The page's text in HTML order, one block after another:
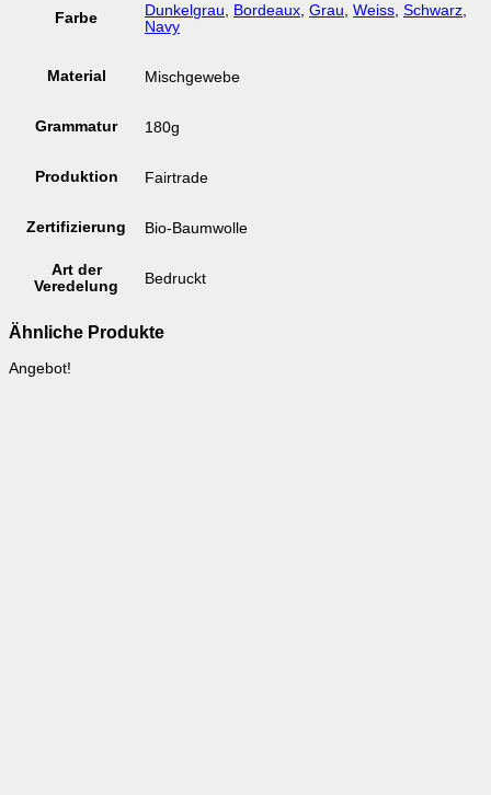
Farbe Dunkelgrau Bordeaux Grau Weiss Schwarz
Navy
Material Mischgewebe
Grammatur 180g
Produktion Fairtrade
Zertifizierung Bio-Baumwolle
Art der
Veredelung
Bedruckt
Ähnliche Produkte
Angebot!